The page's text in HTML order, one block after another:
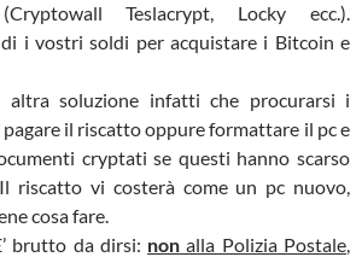
Teslacrypt, Locky ecc.).
i vostri soldi per acquistare i Bitcoin e
altra soluzione infatti che procurarsi i
il riscatto oppure formattare il pc e
cryptati se questi hanno scarso
riscatto vi costerà come un pc nuovo,
cosa fare.
brutto da dirsi: non alla Polizia Postale,